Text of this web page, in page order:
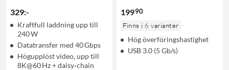
329:-
Kraftfull laddning upp till
240 W
Datatransfer med 40 Gbps
Högupplöst video, upp till
8K@60 Hz + daisy‑chain
19990
Finns i 6 varianter
Hög överföringshastighet
USB 3.0 (5 Gb/s)